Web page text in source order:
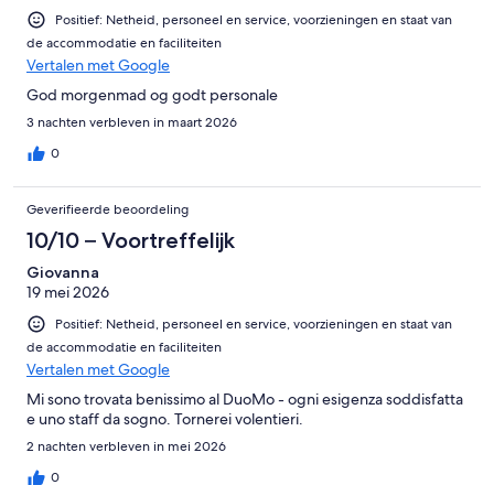
Positief: Netheid, personeel en service, voorzieningen en staat van
de accommodatie en faciliteiten
Vertalen met Google
God morgenmad og godt personale
3 nachten verbleven in maart 2026
0
Geverifieerde beoordeling
10/10 – Voortreffelijk
Giovanna
19 mei 2026
Positief: Netheid, personeel en service, voorzieningen en staat van
de accommodatie en faciliteiten
Vertalen met Google
Mi sono trovata benissimo al DuoMo - ogni esigenza soddisfatta
e uno staff da sogno. Tornerei volentieri.
2 nachten verbleven in mei 2026
0